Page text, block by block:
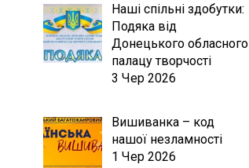
Наші спільні здобутки:
Подяка від
Донецького обласного
палацу творчості
3 Чер 2026
Вишиванка – код
нашої незламності
1 Чер 2026